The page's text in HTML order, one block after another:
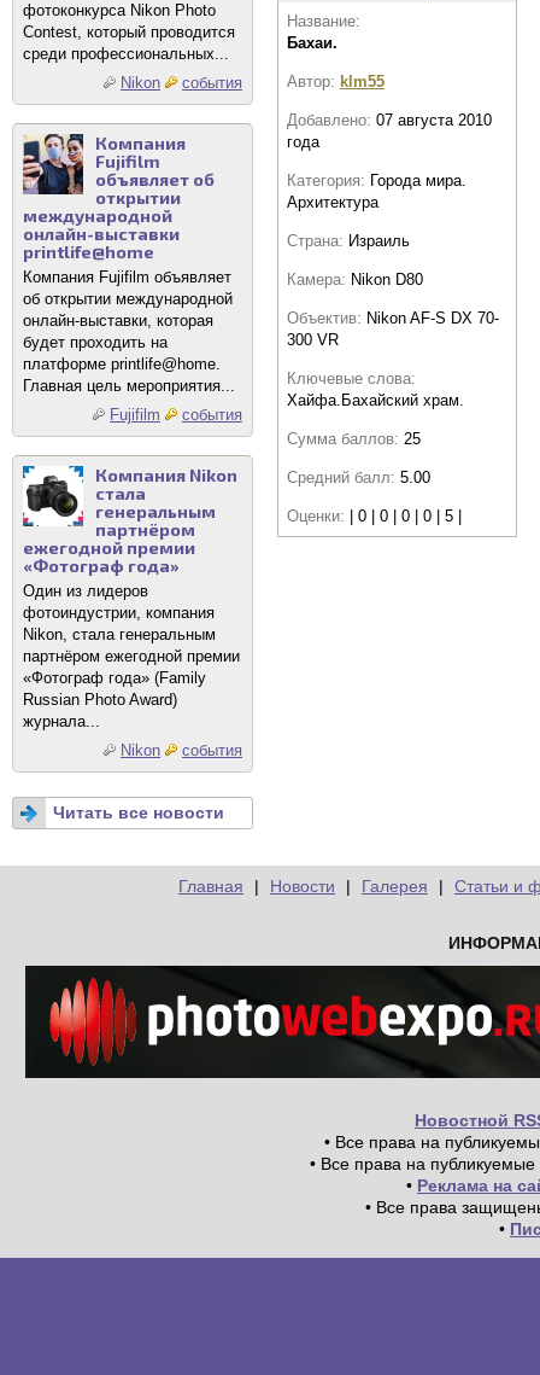
фотоконкурса Nikon Photo
Contest, который проводится
среди профессиональных...
Nikon
события
Компания
Fujifilm
объявляет об
открытии
международной
онлайн-выставки
printlife@home
Компания Fujifilm объявляет
об открытии международной
онлайн-выставки, которая
будет проходить на
платформе printlife@home.
Главная цель мероприятия...
Fujifilm
события
Компания Nikon
стала
генеральным
партнёром
ежегодной премии
«Фотограф года»
Один из лидеров
фотоиндустрии, компания
Nikon, стала генеральным
партнёром ежегодной премии
«Фотограф года» (Family
Russian Photo Award)
журнала...
Nikon
события
Читать все новости
Название:
Бахаи.
Автор: klm55
Добавлено: 07 августа 2010
года
Категория: Города мира.
Архитектура
Страна: Израиль
Камера: Nikon D80
Объектив: Nikon AF-S DX 70-
300 VR
Ключевые слова:
Хайфа.Бахайский храм.
Сумма баллов: 25
Средний балл: 5.00
Оценки: | 0 | 0 | 0 | 0 | 5 |
Главная | Новости | Галерея | Статьи и
Новостной
• Все права на
• Все права на
• Реклама на
• Все права
•